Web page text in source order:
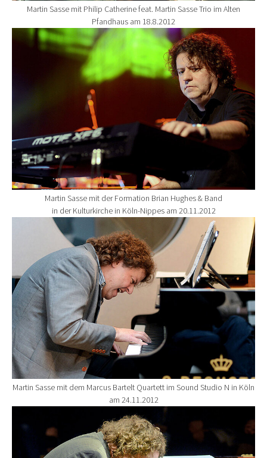
Martin Sasse mit Philip Catherine feat. Martin Sasse Trio im Alten
Pfandhaus am 18.8.2012
Show larger version for:
Martin Sasse mit der Formation Brian Hughes & Band
in der Kulturkirche in Köln-Nippes am 20.11.2012
Show larger version for:
Martin Sasse mit dem Marcus Bartelt Quartett im Sound Studio N in Köln
am 24.11.2012